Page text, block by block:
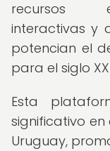
recursos
interactivas y
potencian el
para el siglo
Esta
significativo
Uruguay,